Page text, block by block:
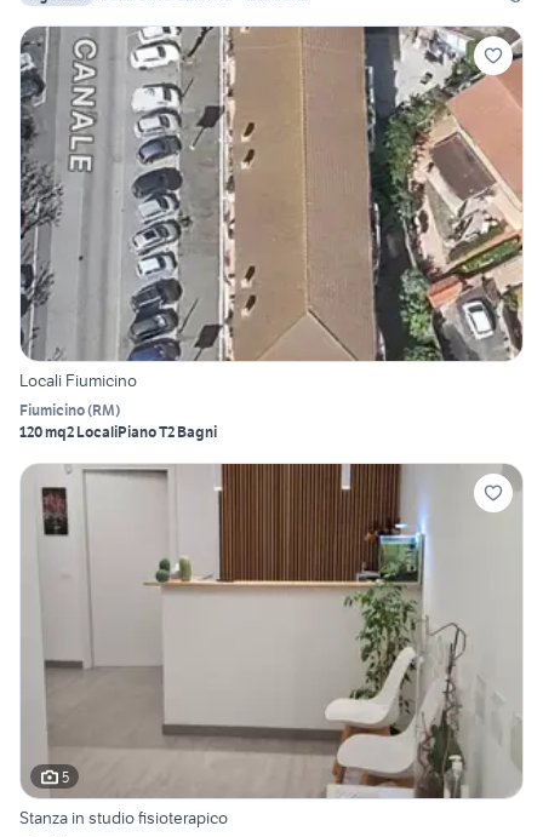
Locali Fiumicino
Fiumicino(RM)
120 mq2 LocaliPiano T2 Bagni
5
Stanza in studio fisioterapico